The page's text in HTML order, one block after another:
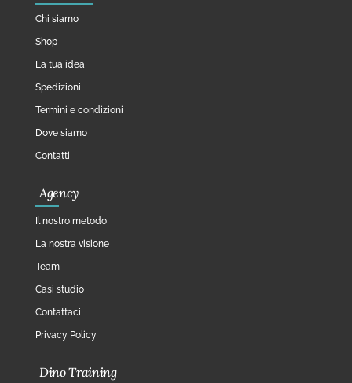
Chi siamo
Shop
La tua idea
Spedizioni
Termini e condizioni
Dove siamo
Contatti
Agency
Il nostro metodo
La nostra visione
Team
Casi studio
Contattaci
Privacy Policy
Dino Training